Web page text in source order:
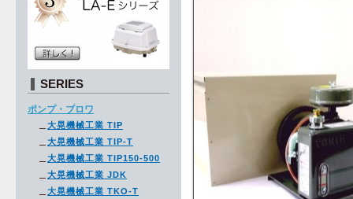
SERIES
ポンプ・ブロワ
大晃機械工業 TIP
大晃機械工業 TIP-T
大晃機械工業 TIP150-500
大晃機械工業 JDK
大晃機械工業 TKO-T